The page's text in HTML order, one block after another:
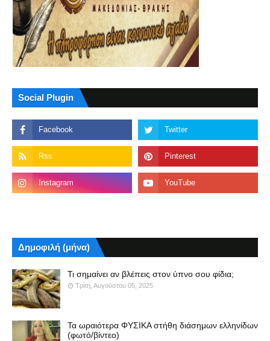
Social Plugin
Δημοφιλή (μήνα)
Τι σημαίνει αν βλέπεις στον ύπνο σου φίδια;
Τρίτη, Αυγούστου 05, 2025
Τα ωραιότερα ΦΥΣΙΚΑ στήθη διάσημων ελληνίδων
(φωτό/βίντεο)